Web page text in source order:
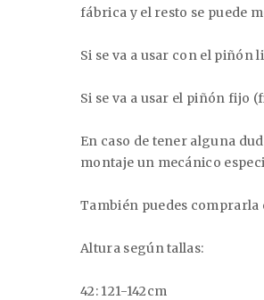
fábrica y el resto se puede
Si se va a usar con el piñón
Si se va a usar el piñón fijo
En caso de tener alguna
montaje un mecánico
También puedes
Altura según tallas:
42: 121-142cm